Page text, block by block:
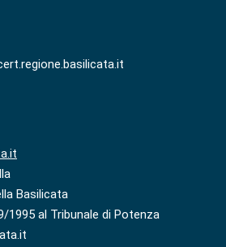
Basilicata
1995 al Tribunale di Potenza